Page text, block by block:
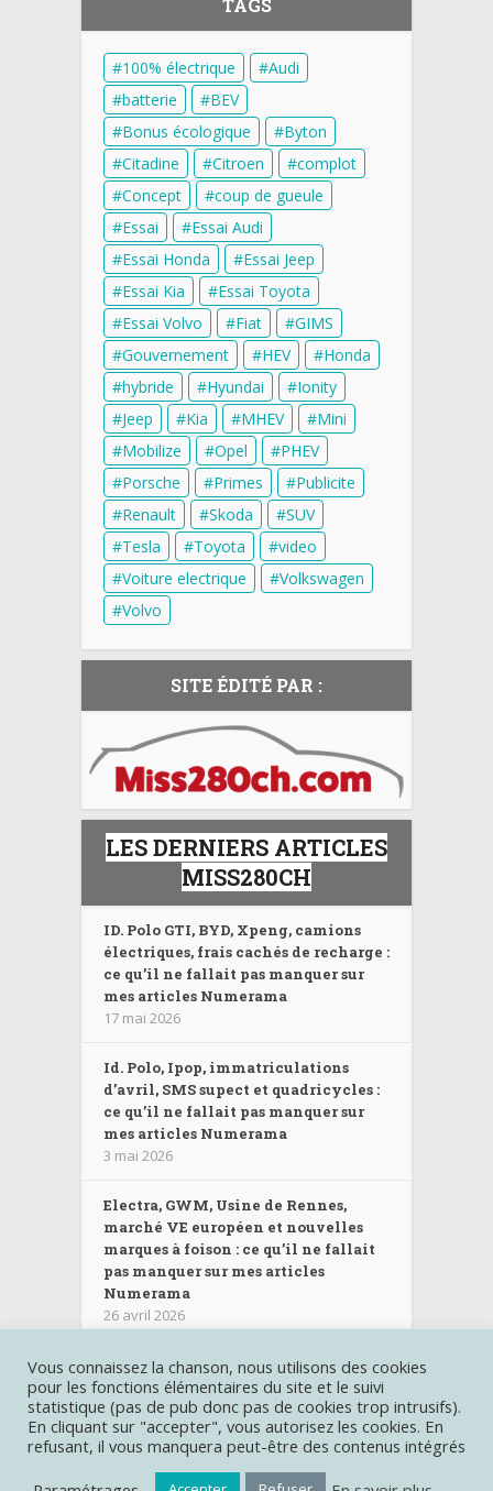
100% électrique
Audi
batterie
BEV
Bonus écologique
Byton
Citadine
Citroen
complot
Concept
coup de gueule
Essai
Essai Audi
Essai Honda
Essai Jeep
Essai Kia
Essai Toyota
Essai Volvo
Fiat
GIMS
Gouvernement
HEV
Honda
hybride
Hyundai
Ionity
Jeep
Kia MHEV
Mini
Mobilize
Opel
PHEV
Porsche
Primes
Publicite
Renault
Skoda
SUV
Tesla
Toyota
video
Voiture electrique
Volkswagen
Volvo
SITE ÉDITÉ PAR :
LES DERNIERS ARTICLES
MISS280CH
ID. Polo GTI, BYD, Xpeng, camions
électriques, frais cachés de recharge :
ce qu’il ne fallait pas manquer sur
mes articles Numerama
17 mai 2026
Id. Polo, Ipop, immatriculations
d’avril, SMS supect et quadricycles :
ce qu’il ne fallait pas manquer sur
mes articles Numerama
3 mai 2026
Electra, GWM, Usine de Rennes,
marché VE européen et nouvelles
marques à foison : ce qu’il ne fallait
pas manquer sur mes articles
Numerama
26 avril 2026
Les autres sites :Miss280ch.com| Deroutante-Sigma.fr
Castinghotels.fr| Création graphique et gestion du contenu
Raphaelle Baut
Copyright © Miss-kW.com |
Politique de
confidentialité
Vous connaissez la chanson, nous utilisons des cookies
pour les fonctions élémentaires du site et le suivi
statistique (pas de pub donc pas de cookies trop intrusifs).
En cliquant sur "accepter", vous autorisez les cookies. En
refusant, il vous manquera peut-être des contenus intégrés